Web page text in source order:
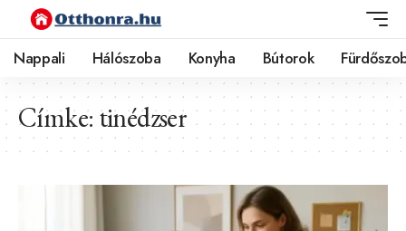
Nappali Hálószoba Konyha Bútorok
Címke: tinédzser